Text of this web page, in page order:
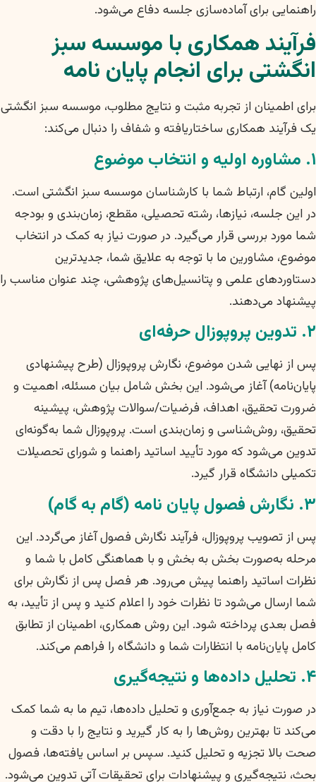
راهنمایی برای آماده‌سازی جلسه دفاع می‌شود.
فرآیند همکاری با موسسه سبز
انگشتی برای انجام پایان نامه
برای اطمینان از تجربه مثبت و نتایج مطلوب، موسسه سبز انگشتی
یک فرآیند همکاری ساختاریافته و شفاف را دنبال می‌کند:
۱. مشاوره اولیه و انتخاب موضوع
اولین گام، ارتباط شما با کارشناسان موسسه سبز انگشتی است.
در این جلسه، نیازها، رشته تحصیلی، مقطع، زمان‌بندی و بودجه
شما مورد بررسی قرار می‌گیرد. در صورت نیاز به کمک در انتخاب
موضوع، مشاورین ما با توجه به علایق شما، جدیدترین
دستاوردهای علمی و پتانسیل‌های پژوهشی، چند عنوان مناسب را
پیشنهاد می‌دهند.
۲. تدوین پروپوزال حرفه‌ای
پس از نهایی شدن موضوع، نگارش پروپوزال (طرح پیشنهادی
پایان‌نامه) آغاز می‌شود. این بخش شامل بیان مسئله، اهمیت و
ضرورت تحقیق، اهداف، فرضیات/سوالات پژوهش، پیشینه
تحقیق، روش‌شناسی و زمان‌بندی است. پروپوزال شما به‌گونه‌ای
تدوین می‌شود که مورد تأیید اساتید راهنما و شورای تحصیلات
تکمیلی دانشگاه قرار گیرد.
۳. نگارش فصول پایان نامه (گام به گام)
پس از تصویب پروپوزال، فرآیند نگارش فصول آغاز می‌گردد. این
مرحله به‌صورت بخش به بخش و با هماهنگی کامل با شما و
نظرات اساتید راهنما پیش می‌رود. هر فصل پس از نگارش برای
شما ارسال می‌شود تا نظرات خود را اعلام کنید و پس از تأیید، به
فصل بعدی پرداخته شود. این روش همکاری، اطمینان از تطابق
کامل پایان‌نامه با انتظارات شما و دانشگاه را فراهم می‌کند.
۴. تحلیل داده‌ها و نتیجه‌گیری
در صورت نیاز به جمع‌آوری و تحلیل داده‌ها، تیم ما به شما کمک
می‌کند تا بهترین روش‌ها را به کار گیرید و نتایج را با دقت و
صحت بالا تجزیه و تحلیل کنید. سپس بر اساس یافته‌ها، فصول
بحث، نتیجه‌گیری و پیشنهادات برای تحقیقات آتی تدوین می‌شود.